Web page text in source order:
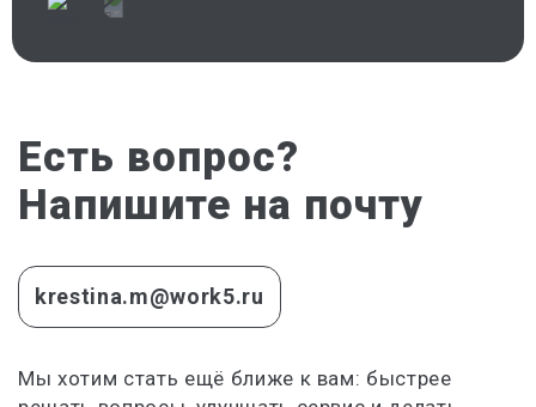
аграрное право
Адаптивная физическая культура
Адвокатура
Административная деятельность
Административное право
Акушерство
Есть вопрос?
Напишите на почту
krestina.m@work5.ru
Мы хотим стать ещё ближе к вам: быстрее